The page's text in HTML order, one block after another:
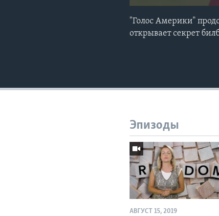
"Голос Америки"
открывает секрет
Эпизоды
АВГУСТ 15, 2019